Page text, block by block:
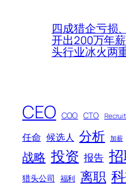
四成猎企亏损
开出200万年
头行业冰火两
CEO COO CTO
任命 候选人 分析 加薪
战略 投资 报告
猎头公司 福利 离职